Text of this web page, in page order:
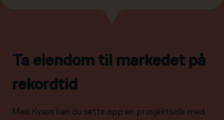
Ta eiendom til markedet på
rekordtid
Med Kvass kan du sette opp en prosjektside med